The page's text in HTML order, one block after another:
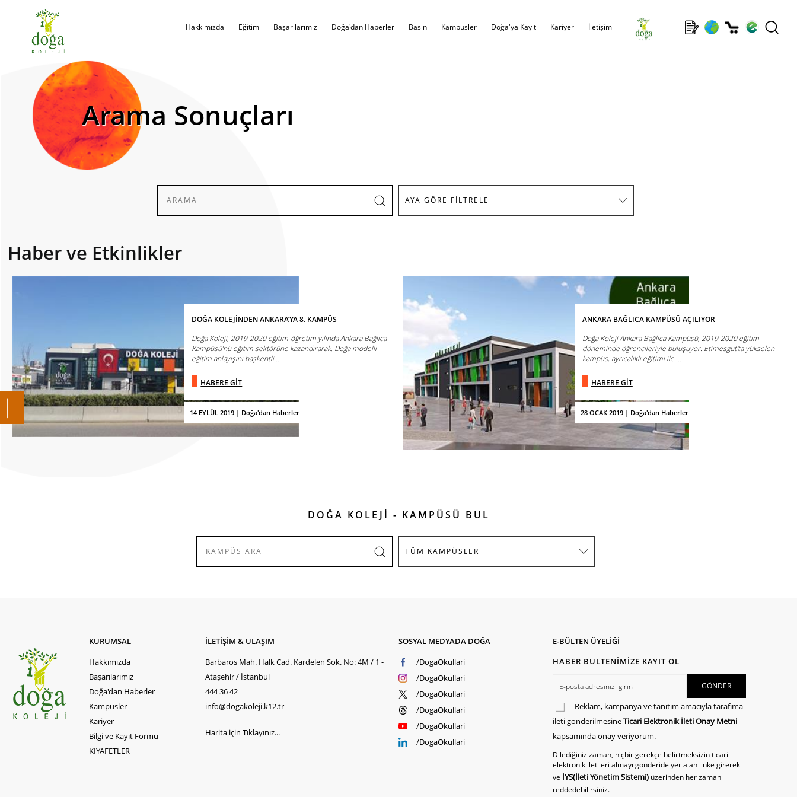
Hakkımızda Eğitim Başarılarımız Doğa'dan Haberler Basın Kampüsler Doğa'ya Kayıt Kariyer İletişim
Arama Sonuçları
Haber ve Etkinlikler
14 EYLÜL 2019 | Doğa'dan Haberler
DOĞA KOLEJİNDEN ANKARA’YA 8. KAMPÜS
Doğa Koleji, 2019-2020 eğitim-öğretim yılında Ankara Bağlıca
Kampüsü’nü eğitim sektörüne kazandırarak, Doğa modelli
eğitim anlayışını başkentli ...
HABERE GİT
28 OCAK 2019 | Doğa'dan Haberler
ANKARA BAĞLICA KAMPÜSÜ AÇILIYOR
Doğa Koleji Ankara Bağlıca Kampüsü, 2019-2020 eğitim
döneminde öğrencileriyle buluşuyor. Etimesgut'ta yükselen
kampüs, ayrıcalıklı eğitimi ile ...
HABERE GİT
DOĞA KOLEJİ - KAMPÜSÜ BUL
KURUMSAL
Hakkımızda
Başarılarımız
Doğa'dan Haberler
Kampüsler
Kariyer
Bilgi ve Kayıt Formu
KIYAFETLER
İLETİŞİM & ULAŞIM
Barbaros Mah. Halk Cad. Kardelen Sok. No: 4M / 1 -
Ataşehir / İstanbul
444 36 42
info@dogakoleji.k12.tr
Harita için Tıklayınız...
SOSYAL MEDYADA DOĞA
/DogaOkullari
/DogaOkullari
/DogaOkullari
/DogaOkullari
/DogaOkullari
/DogaOkullari
E-BÜLTEN ÜYELİĞİ
HABER BÜLTENİMİZE KAYIT OL
Reklam, kampanya ve tanıtım amacıyla tarafıma
ileti gönderilmesineTicari Elektronik İleti Onay Metni
kapsamında onay veriyorum.
Dilediğiniz zaman, hiçbir gerekçe belirtmeksizin ticari
elektronik iletileri almayı gönderide yer alan linke girerek
ve İYS(İleti Yönetim Sistemi) üzerinden her zaman
reddedebilirsiniz.